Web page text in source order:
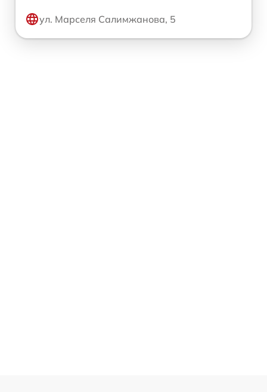
ул. Марселя Салимжанова, 5